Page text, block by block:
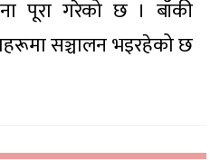
पूरा गरेको छ । बाँकी
सञ्चालन भइरहेको छ